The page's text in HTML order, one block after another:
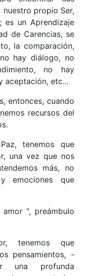
propio Ser,
es un Aprendizaje
de Carencias, se
la comparación,
hay diálogo, no
no hay
aceptación, etc...
entonces, cuando
recursos del
tenemos que
una vez que nos
más, no
emociones que
", preámbulo
tenemos que
pensamientos, -
una profunda